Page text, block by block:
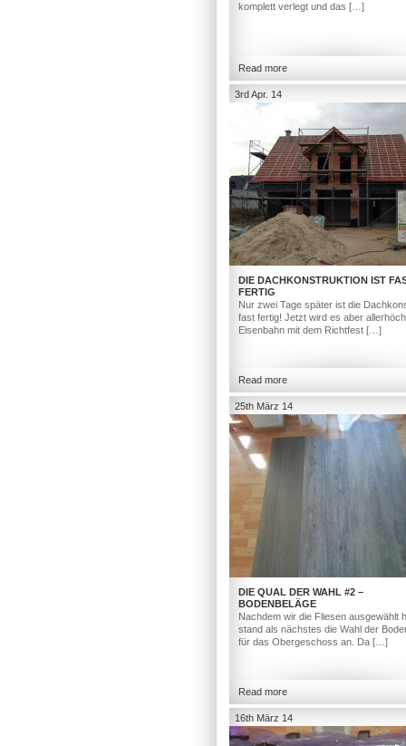
komplett verlegt und das […]
Read more
3rd Apr. 14
DIE DACHKONSTRUKTION IST
FERTIG
Nur zwei Tage später ist die
fast fertig! Jetzt wird es aber
Eisenbahn mit dem Richtfest […]
Read more
25th März 14
DIE QUAL DER WAHL #2 –
BODENBELÄGE
Nachdem wir die Fliesen ausgewählt
stand als nächstes die Wahl der
für das Obergeschoss an. Da […]
Read more
16th März 14